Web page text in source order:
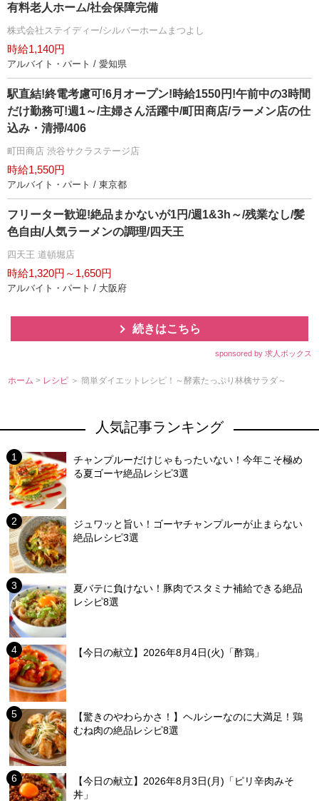
有料老人ホーム/社会保障完備
株式会社ステイディー/シルバーホームまつよし
時給1,140円
アルバイト・パート / 愛知県
駅直結!終電考慮可!6月オープン!時給1550円!午前中の3時間
だけ勤務可!週1～/主婦さん活躍中/町田商店/ラーメン店の仕
込み・清掃/406
町田商店 渋谷サクラステージ店
時給1,550円
アルバイト・パート / 東京都
フリーター歓迎!絶品まかないが1円/週1&3h～/残業なし/髪
色自由/人気ラーメンの調理/四天王
四天王 道頓堀店
時給1,320円～1,650円
アルバイト・パート / 大阪府
続きはこちら
sponsored by 求人ボックス
ホーム > レシピ ＞ 簡単ダイエットレシピ！～酵素たっぷり林檎サラダ～
人気記事ランキング
チャンプルーだけじゃもったいない！今年こそ極め
る夏ゴーヤ絶品レシピ3選
ジュワッと旨い！ゴーヤチャンプルーが止まらない
絶品レシピ3選
夏バテに負けない！豚肉でスタミナ補給できる絶品
レシピ8選
【今日の献立】2026年8月4日(火)「酢鶏」
【驚きのやわらかさ！】ヘルシーなのに大満足！鶏
むね肉の絶品レシピ8選
【今日の献立】2026年8月3日(月)「ピリ辛肉みそ
丼」